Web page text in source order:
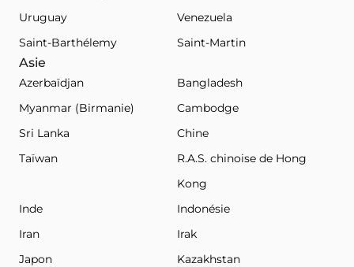
Uruguay
Venezuela
Saint-Barthélemy
Saint-Martin
Asie
Azerbaïdjan
Bangladesh
Myanmar (Birmanie)
Cambodge
Sri Lanka
Chine
Taïwan
R.A.S. chinoise de Hong
Kong
Inde
Indonésie
Iran
Irak
Japon
Kazakhstan